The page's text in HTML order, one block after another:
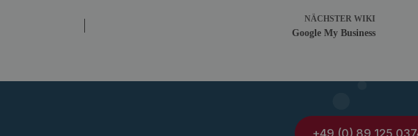
NÄCHSTER WIKI
Google My Business
+49 (0) 89 125